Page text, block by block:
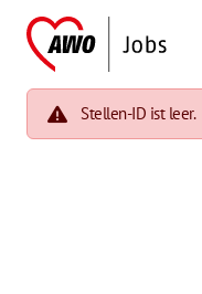
Stellen-ID ist leer.